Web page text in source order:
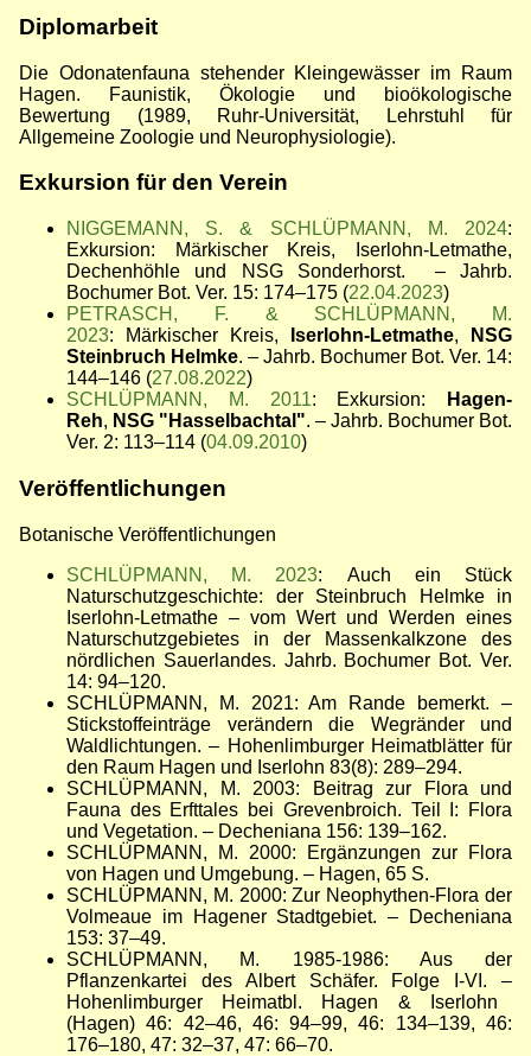
Diplomarbeit
Die Odonatenfauna stehender Kleingewässer im Raum
Hagen. Faunistik, Ökologie und bioökologische
Bewertung (1989, Ruhr-Universität, Lehrstuhl für
Allgemeine Zoologie und Neurophysiologie).
Exkursion für den Verein
NIGGEMANN, S. & SCHLÜPMANN, M. 2024:
Exkursion: Märkischer Kreis, Iserlohn-Letmathe,
Dechenhöhle und NSG Sonderhorst. –Jahrb.
Bochumer Bot. Ver. 15: 174–175 (22.04.2023)
PETRASCH, F. & SCHLÜPMANN, M.
2023: Märkischer Kreis, Iserlohn-Letmathe,
NSG
Steinbruch Helmke. – Jahrb. Bochumer Bot. Ver. 14:
144–146 (27.08.2022)
SCHLÜPMANN, M. 2011: Exkursion:
Hagen-
Reh, NSG "Hasselbachtal". – Jahrb. Bochumer Bot.
Ver. 2: 113–114 (04.09.2010)
Veröffentlichungen
Botanische Veröffentlichungen
SCHLÜPMANN, M. 2023: Auch ein Stück
Naturschutzgeschichte: der Steinbruch Helmke in
Iserlohn-Letmathe – vom Wert und Werden eines
Naturschutzgebietes in der Massenkalkzone des
nördlichen Sauerlandes. Jahrb. Bochumer Bot. Ver.
14: 94–120.
SCHLÜPMANN, M. 2021: Am Rande bemerkt. –
Stickstoffeinträge verändern die Wegränder und
Waldlichtungen. – Hohenlimburger Heimatblätter für
den Raum Hagen und Iserlohn 83(8): 289–294.
SCHLÜPMANN, M. 2003: Beitrag zur Flora und
Fauna des Erfttales bei Grevenbroich. Teil I: Flora
und Vegetation. – Decheniana 156: 139–162.
SCHLÜPMANN, M. 2000: Ergänzungen zur Flora
von Hagen und Umgebung. – Hagen, 65 S.
SCHLÜPMANN, M. 2000: Zur Neophythen-Flora der
Volmeaue im Hagener Stadtgebiet.– Decheniana
153: 37–49.
SCHLÜPMANN, M. 1985-1986: Aus der
Pflanzenkartei des Albert Schäfer. Folge I-VI. –
Hohenlimburger Heimatbl. Hagen & Iserlohn
(Hagen) 46: 42–46, 46: 94–99, 46: 134–139, 46:
176–180, 47: 32–37, 47: 66–70.